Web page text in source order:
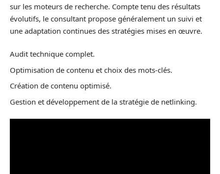
sur les moteurs de recherche. Compte tenu des résultats
évolutifs, le consultant propose généralement un suivi et
une adaptation continues des stratégies mises en œuvre.
Audit technique complet.
Optimisation de contenu et choix des mots-clés.
Création de contenu optimisé.
Gestion et développement de la stratégie de netlinking.